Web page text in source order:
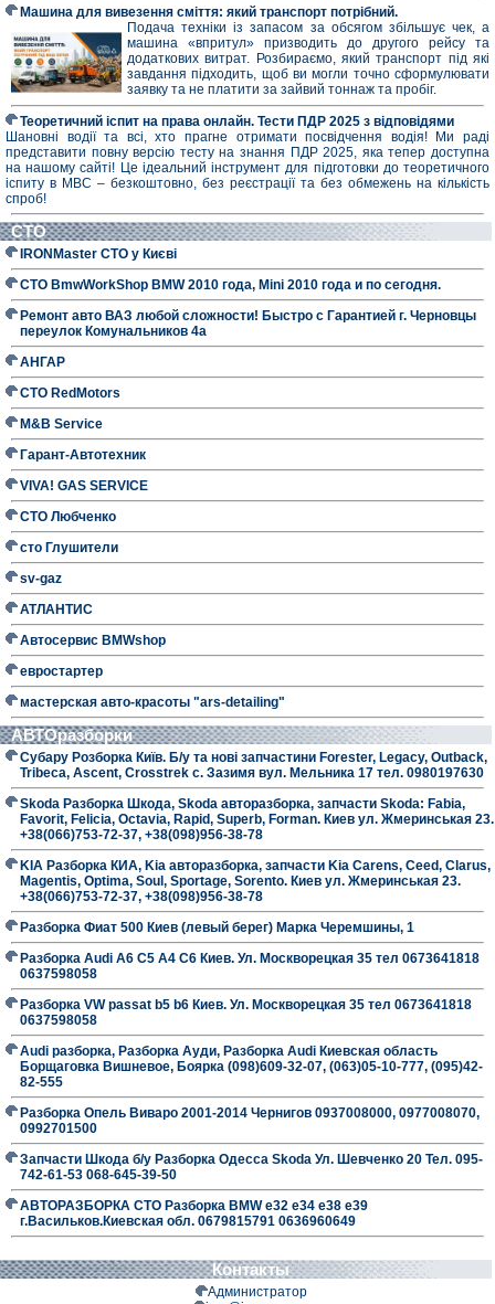
Машина для вивезення сміття: який транспорт потрібний.
Подача техніки із запасом за обсягом збільшує чек, а
машина «впритул» призводить до другого рейсу та
додаткових витрат. Розбираємо, який транспорт під які
завдання підходить, щоб ви могли точно сформулювати
заявку та не платити за зайвий тоннаж та пробіг.
Теоретичний іспит на права онлайн. Тести ПДР 2025 з відповідями
Шановні водії та всі, хто прагне отримати посвідчення водія! Ми раді
представити повну версію тесту на знання ПДР 2025, яка тепер доступна
на нашому сайті! Це ідеальний інструмент для підготовки до теоретичного
іспиту в МВС – безкоштовно, без реєстрації та без обмежень на кількість
спроб!
СТО
IRONMaster СТО у Києві
СТО BmwWorkShop BMW 2010 года, Mini 2010 года и по сегодня.
Ремонт авто ВАЗ любой сложности! Быстро с Гарантией г. Черновцы
переулок Комунальников 4а
АНГАР
СТО RedMotors
M&B Service
Гарант-Автотехник
VIVA! GAS SERVICE
СТО Любченко
сто Глушители
sv-gaz
АТЛАНТИС
Автосервис BMWshop
евростартер
мастерская авто-красоты "ars-detailing"
АВТОразборки
Субару Розборка Київ. Б/у та нові запчастини Forester, Legacy, Outback,
Tribeca, Ascent, Crosstrek с. Зазимя вул. Мельника 17 тел. 0980197630
Skoda Разборка Шкода, Skoda авторазборка, запчасти Skoda: Fabia,
Favorit, Felicia, Octavia, Rapid, Superb, Forman. Киев ул. Жмеринськая 23.
+38(066)753-72-37, +38(098)956-38-78
KIA Разборка КИА, Kia авторазборка, запчасти Kia Carens, Ceed, Clarus,
Magentis, Optima, Soul, Sportage, Sorento. Киев ул. Жмеринськая 23.
+38(066)753-72-37, +38(098)956-38-78
Разборка Фиат 500 Киев (левый берег) Марка Черемшины, 1
Разборка Audi A6 C5 A4 C6 Киев. Ул. Москворецкая 35 тел 0673641818
0637598058
Разборка VW passat b5 b6 Киев. Ул. Москворецкая 35 тел 0673641818
0637598058
Audi разборка, Разборка Ауди, Разборка Audi Киевская область
Борщаговка Вишневое, Боярка (098)609-32-07, (063)05-10-777, (095)42-
82-555
Разборка Опель Виваро 2001-2014 Чернигов 0937008000, 0977008070,
0992701500
Запчасти Шкода б/у Разборка Одесса Skoda Ул. Шевченко 20 Тел. 095-
742-61-53 068-645-39-50
АВТОРАЗБОРКА СТО Разборка BMW е32 е34 е38 е39
г.Васильков.Киевская обл. 0679815791 0636960649
Контакты
Администратор